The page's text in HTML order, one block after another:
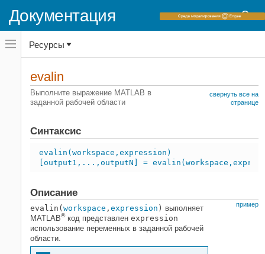
Документация
Переключатель
навигационного
меню
переключатель
навигационного
MATLAB
Программирование
evalin
НА ЭТОЙ СТРАНИЦЕ
Синтаксис
Примеры
Входные параметры
Выходные аргументы
Ограничения
Советы
Ресурсы
evalin
Выполните выражение MATLAB в
заданной рабочей области
свернуть все на
странице
Синтаксис
evalin(workspace,expression)
[output1,...,outputN] =
Описание
пример
evalin( workspace , expression ) выполняет
MATLAB®код представлен expression
использование переменных в заданной рабочей
области.